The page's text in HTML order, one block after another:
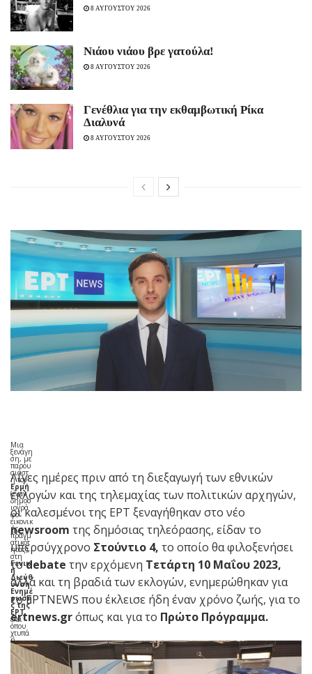
8 ΑΥΓΟΥΣΤΟΥ 2026
Νιάου νιάου βρε γατούλα!
8 ΑΥΓΟΥΣΤΟΥ 2026
Γενέθλια για την εκθαμβωτική Ρίκα
Διαλυνά
8 ΑΥΓΟΥΣΤΟΥ 2026
Μια
ξενάγη
ση, με
παρου
σιαστ
ή τον
Ερμή
(έναν
δημοσ
ιογρά
φο
εικονικ
ής
πραγμ
ατικότ
ητας),
στη
Γενικ
ή
Διεύθ
υνση
Ενημέ
ρωση
ς της
ΕΡΤ,
εκεί
όπου
χτυπά
η
«καρδι
ά» του
ενημε
ρωτικο
Λίγες ημέρες πριν από τη διεξαγωγή των εθνικών
εκλογών και της τηλεμαχίας των πολιτικών αρχηγών,
οι καλεσμένοι της ΕΡΤ ξεναγήθηκαν στο νέο
newsroom της δημόσιας τηλεόρασης, είδαν το
υπερσύγχρονο Στούντιο 4, το οποίο θα φιλοξενήσει
τοdebate την ερχόμενη Τετάρτη 10 Μαΐου 2023,
αλλά και τη βραδιά των εκλογών, ενημερώθηκαν για
το ΕΡΤNEWS που έκλεισε ήδη έναν χρόνο ζωής, για το
ertnews.grόπως και για το Πρώτο Πρόγραμμα.